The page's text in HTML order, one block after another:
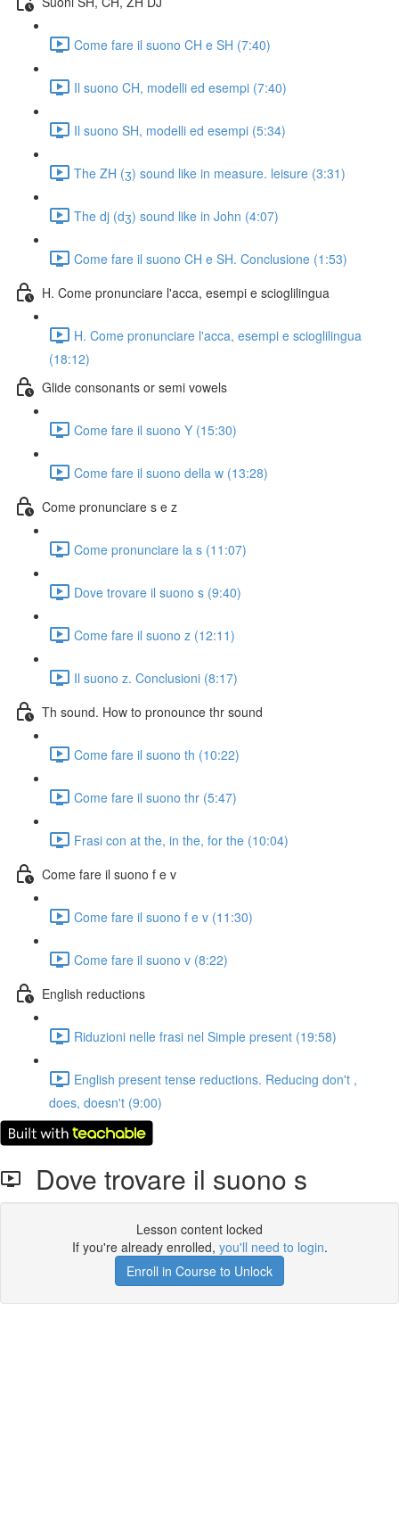
Come fare il suono CH e SH (7:40)
Il suono CH, modelli ed esempi (7:40)
Il suono SH, modelli ed esempi (5:34)
The ZH (ʒ) sound like in measure. leisure (3:31)
The dj (dʒ) sound like in John (4:07)
Come fare il suono CH e SH. Conclusione (1:53)
H. Come pronunciare l'acca, esempi e scioglilingua
H. Come pronunciare l'acca, esempi e scioglilingua
(18:12)
Glide consonants or semi vowels
Come fare il suono Y (15:30)
Come fare il suono della w (13:28)
Come pronunciare s e z
Come pronunciare la s (11:07)
Dove trovare il suono s (9:40)
Come fare il suono z (12:11)
Il suono z. Conclusioni (8:17)
Th sound. How to pronounce thr sound
Come fare il suono th (10:22)
Come fare il suono thr (5:47)
Frasi con at the, in the, for the (10:04)
Come fare il suono f e v
Come fare il suono f e v (11:30)
Come fare il suono v (8:22)
English reductions
Riduzioni nelle frasi nel Simple present (19:58)
English present tense reductions. Reducing don't ,
does, doesn't (9:00)
Dove trovare il suono s
Lesson content locked
If you're already enrolled, you'll need to login.
Enroll in Course to Unlock